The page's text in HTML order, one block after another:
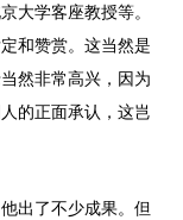
大学客座教授等。
和赞赏。这当然是
然非常高兴，因为
的正面承认，这岂
出了不少成果。但